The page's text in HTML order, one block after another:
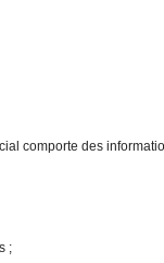
comporte des
;